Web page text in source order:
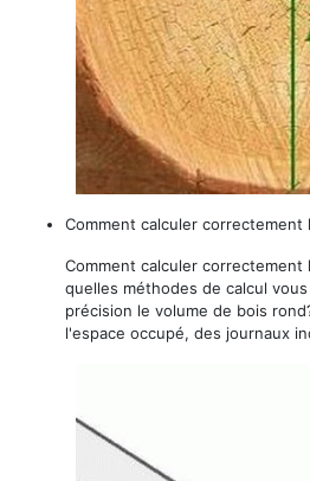
Comment calculer correctement
Comment calculer correctement
quelles méthodes de calcul
précision le volume de bois
l'espace occupé, des journaux